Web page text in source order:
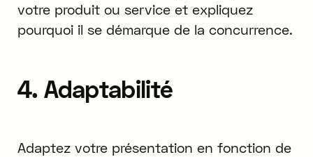
votre produit ou service et expliquez
pourquoi il se démarque de la concurrence.
4. Adaptabilité
Adaptez votre présentation en fonction de